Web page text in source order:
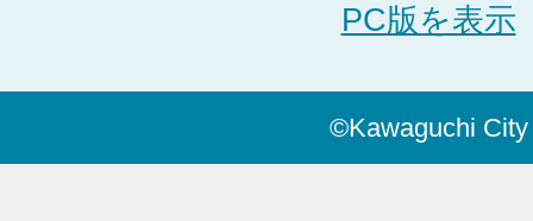
PC版を表示
©Kawaguchi City